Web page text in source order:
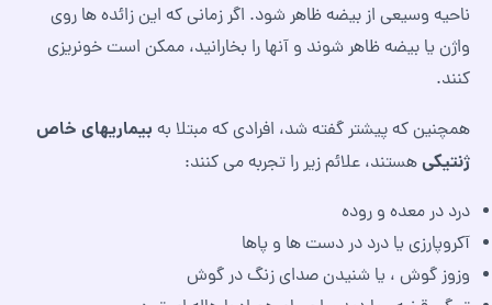
ناحیه وسیعی از بیضه ظاهر شود. اگر زمانی که این زائده ها روی
واژن یا بیضه ظاهر شوند و آنها را بخارانید، ممکن است خونریزی
کنند.
همچنین که پیشتر گفته شد، افرادی که مبتلا به بیماریهای خاص
ژنتیکیهستند، علائم زیر را تجربه می کنند:
درد در معده و روده
آکروپارزی یا درد در دست ها و پاها
وزوز گوش ، یا شنیدن صدای زنگ در گوش